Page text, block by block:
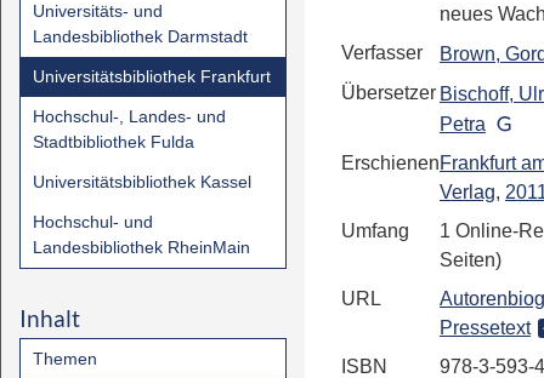
Universitäts- und
Landesbibliothek Darmstadt
Universitätsbibliothek Frankfurt
Hochschul-, Landes- und
Stadtbibliothek Fulda
Universitätsbibliothek Kassel
Hochschul- und
Landesbibliothek RheinMain
Inhalt
Themen
neues
Verfasser
Brown,
Übersetzer Bischoff,
Petra
ErschienenFrankfurt
Verlag,
Umfang
1 Online-
Seiten)
URL
Pressetext
ISBN
978-3-593-